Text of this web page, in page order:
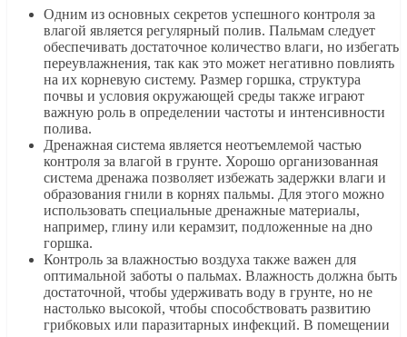
Одним из основных секретов успешного контроля за
влагой является регулярный полив. Пальмам следует
обеспечивать достаточное количество влаги, но избегать
переувлажнения, так как это может негативно повлиять
на их корневую систему. Размер горшка, структура
почвы и условия окружающей среды также играют
важную роль в определении частоты и интенсивности
полива.
Дренажная система является неотъемлемой частью
контроля за влагой в грунте. Хорошо организованная
система дренажа позволяет избежать задержки влаги и
образования гнили в корнях пальмы. Для этого можно
использовать специальные дренажные материалы,
например, глину или керамзит, подложенные на дно
горшка.
Контроль за влажностью воздуха также важен для
оптимальной заботы о пальмах. Влажность должна быть
достаточной, чтобы удерживать воду в грунте, но не
настолько высокой, чтобы способствовать развитию
грибковых или паразитарных инфекций. В помещении